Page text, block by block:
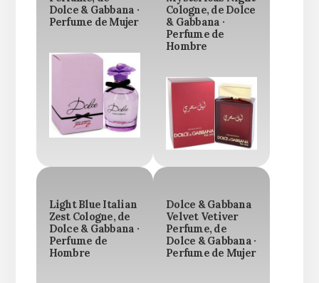
Dolce & Gabbana ·
Perfume de Mujer
Cologne, de Dolce
& Gabbana ·
Perfume de
Hombre
Light Blue Italian
Zest Cologne, de
Dolce & Gabbana ·
Perfume de
Hombre
Dolce & Gabbana
Velvet Vetiver
Perfume, de
Dolce & Gabbana ·
Perfume de Mujer